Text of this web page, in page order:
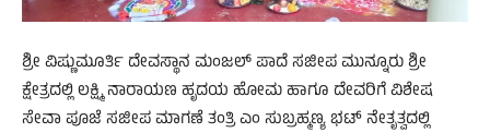
ಶ್ರೀ ವಿಷ್ಣುಮೂರ್ತಿ ದೇವಸ್ಥಾನ ಮಂಜಲ್ ಪಾದೆ ಸಜೀಪ ಮುನ್ನೂರು ಶ್ರೀ
ಕ್ಷೇತ್ರದಲ್ಲಿ ಲಕ್ಷ್ಮಿ ನಾರಾಯಣ ಹೃದಯ ಹೋಮ ಹಾಗೂ ದೇವರಿಗೆ ವಿಶೇಷ
ಸೇವಾ ಪೂಜೆ ಸಜೀಪ ಮಾಗಣೆ ತಂತ್ರಿ ಎಂ ಸುಬ್ರಹ್ಮಣ್ಯ ಭಟ್ ನೇತೃತ್ವದಲ್ಲಿ